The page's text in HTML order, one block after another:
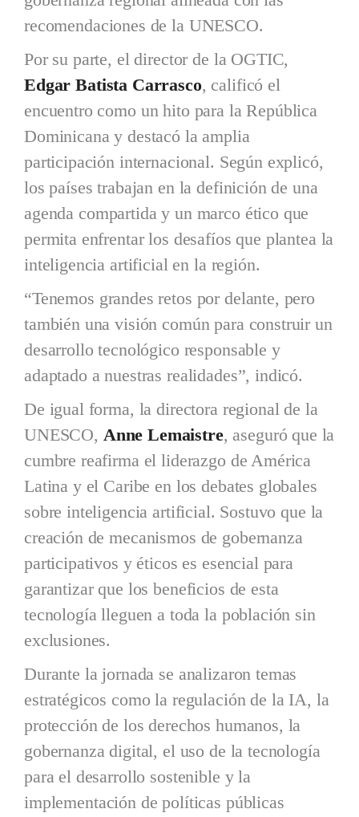
recomendaciones de la UNESCO.
Por su parte, el director de la OGTIC,
Edgar Batista Carrasco, calificó el
encuentro como un hito para la República
Dominicana y destacó la amplia
participación internacional. Según explicó,
los países trabajan en la definición de una
agenda compartida y un marco ético que
permita enfrentar los desafíos que plantea la
inteligencia artificial en la región.
“Tenemos grandes retos por delante, pero
también una visión común para construir un
desarrollo tecnológico responsable y
adaptado a nuestras realidades”, indicó.
De igual forma, la directora regional de la
UNESCO, Anne Lemaistre, aseguró que la
cumbre reafirma el liderazgo de América
Latina y el Caribe en los debates globales
sobre inteligencia artificial. Sostuvo que la
creación de mecanismos de gobernanza
participativos y éticos es esencial para
garantizar que los beneficios de esta
tecnología lleguen a toda la población sin
exclusiones.
Durante la jornada se analizaron temas
estratégicos como la regulación de la IA, la
protección de los derechos humanos, la
gobernanza digital, el uso de la tecnología
para el desarrollo sostenible y la
implementación de políticas públicas